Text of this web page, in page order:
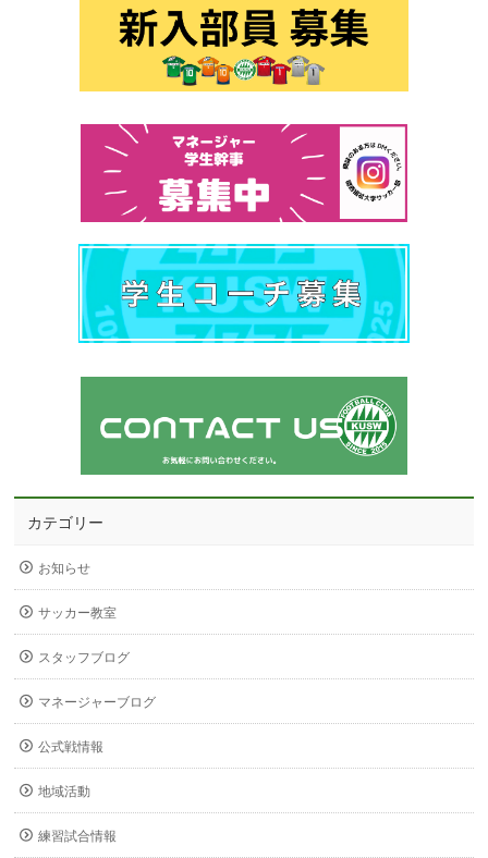
カテゴリー
お知らせ
サッカー教室
スタッフブログ
マネージャーブログ
公式戦情報
地域活動
練習試合情報